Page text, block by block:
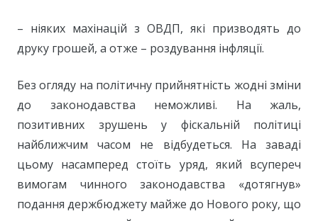
– ніяких махінацій з ОВДП, які призводять до
друку грошей, а отже – роздування інфляції.
Без огляду на політичну прийнятність жодні зміни
до законодавства неможливі. На жаль,
позитивних зрушень у фіскальній політиці
найближчим часом не відбудеться. На заваді
цьому насамперед стоїть уряд, який всупереч
вимогам чинного законодавства «дотягнув»
подання держбюджету майже до Нового року, що